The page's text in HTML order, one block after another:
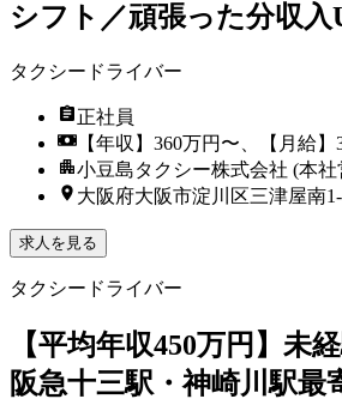
シフト／頑張った分収入
タクシードライバー
正社員
【年収】360万円〜、【月給】
小豆島タクシー株式会社 (本社
大阪府大阪市淀川区三津屋南
求人を見る
タクシードライバー
【平均年収450万円】未
阪急十三駅・神崎川駅最